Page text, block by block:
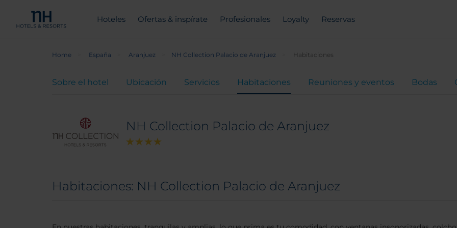
Hoteles Ofertas & inspírate Profesionales Loyalty Reservas
Home España Aranjuez NH Collection Palacio de Aranjuez Habitaciones
Sobre el hotel Ubicación Servicios Habitaciones Reuniones y eventos Bodas
NH Collection Palacio de Aranjuez
Habitaciones: NH Collection Palacio de Aranjuez